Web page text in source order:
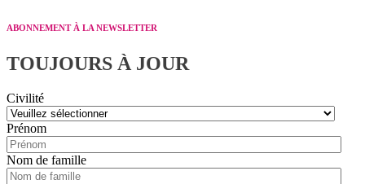
ABONNEMENT À LA NEWSLETTER
TOUJOURS À JOUR
Civilité
Prénom
Nom de famille